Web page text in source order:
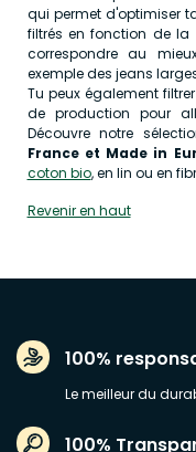
qui permet d'optimiser
filtrés en fonction de
correspondre au
exemple des jeans
Tu peux également
de production pour
Découvre notre
France et Made in
coton bio, en lin ou en
Revenir en haut
100%
Le meilleur du
100%